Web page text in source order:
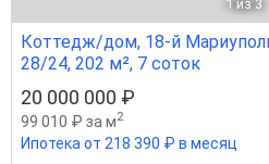
1 из 3
Коттедж/дом, 18-й
28/24, 202 м², 7 соток
20 000 000 ₽
99 010 ₽ за м2
Ипотека от 218 390 ₽ в месяц